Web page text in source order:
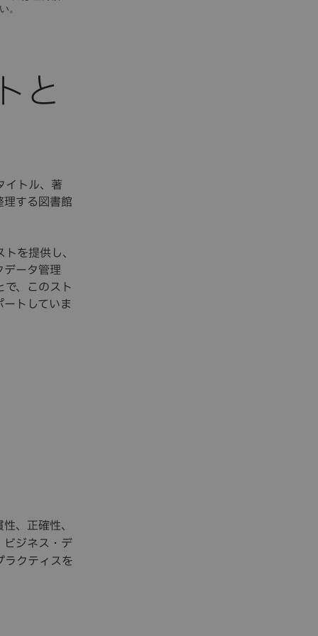
。
と
イトル、著
する図書館
を提供し、
ータ管理
、このスト
トしていま
、正確性、
ビジネス・デ
ラクティスを